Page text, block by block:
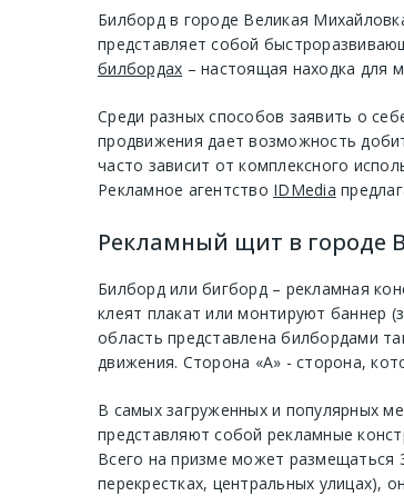
Билборд в городе Великая
представляет собой
билбордах – настоящая находка для
Среди разных способов заявить о
продвижения дает возможность
часто зависит от комплексного
Рекламное агентство IDMedia
Рекламный щит в городе
Билборд или бигборд – рекламная
клеят плакат или монтируют баннер
область представлена билбордами
движения. Сторона «А» - сторона,
В самых загруженных и популярных
представляют собой рекламные
Всего на призме может размещаться
перекрестках, центральных улицах),